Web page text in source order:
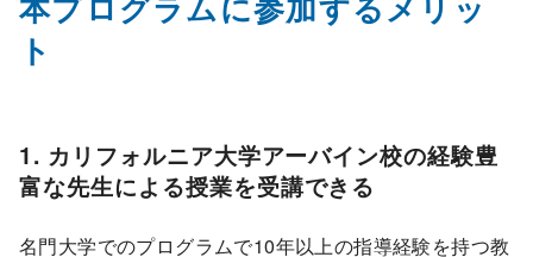
ト
1. カリフォルニア大学アーバイン校の経験豊
富な先生による授業を受講できる
名門大学でのプログラムで10年以上の指導経験を持つ教